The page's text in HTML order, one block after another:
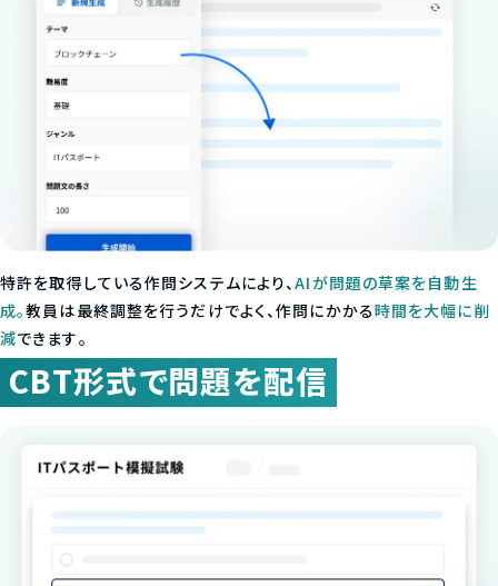
特許を取得している作問システムにより、AIが問題の草案を自動生
成。教員は最終調整を行うだけでよく、作問にかかる時間を大幅に削
減できます。
CBT形式で問題を配信